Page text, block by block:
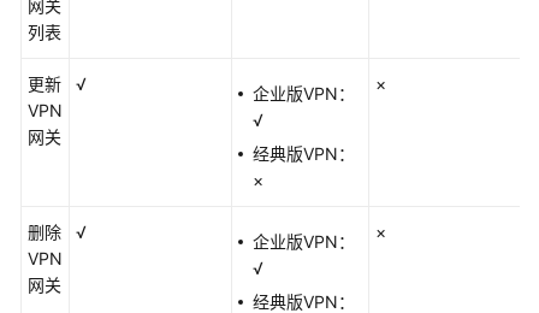
务
网关
列表
更新
VPN
网关
√
企业版VPN：
√
经典版VPN：
×
×
删除
VPN
网关
√
企业版VPN：
√
经典版VPN：
×